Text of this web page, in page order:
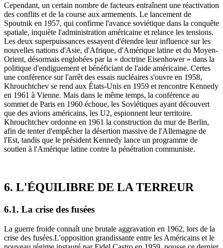
Cependant, un certain nombre de facteurs entraînent une réactivation
des conflits et de la course aux armements. Le lancement de
Spoutnik en 1957, qui confirme l'avance soviétique dans la conquête
spatiale, inquiète l'administration américaine et relance les tensions.
Les deux superpuissances essayent d'étendre leur influence sur les
nouvelles nations d'Asie, d'Afrique, d'Amérique latine et du Moyen-
Orient, désormais englobées par la « doctrine Eisenhower » dans la
politique d'endiguement et bénéficiant de l'aide américaine. Certes
une conférence sur l'arrêt des essais nucléaires s'ouvre en 1958,
Khrouchtchev se rend aux États-Unis en 1959 et rencontre Kennedy
en 1961 à Vienne. Mais dans le même temps, la conférence au
sommet de Paris en 1960 échoue, les Soviétiques ayant découvert
que des avions américains, les U2, espionnent leur territoire.
Khrouchtchev ordonne en 1961 la construction du mur de Berlin,
afin de tenter d'empêcher la désertion massive de l'Allemagne de
l'Est, tandis que le président Kennedy lance un programme de
soutien à l'Amérique latine contre la pénétration communiste.
6. L'ÉQUILIBRE DE LA TERREUR
6.1. La crise des fusées
La guerre froide connaît une brutale aggravation en 1962, lors de la
crise des fusées.L'opposition grandissante entre les Américains et le